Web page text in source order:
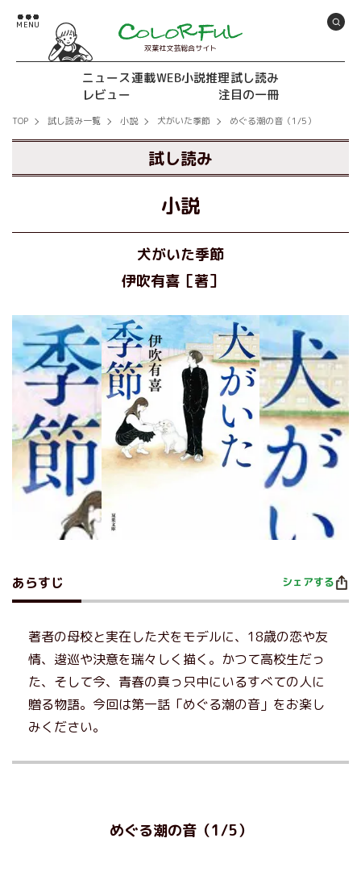
双葉社文芸総合サイト
ニュース連載WEB小説推理試し読み
レビュー
注目の一冊
TOP 試し読み一覧 小説 犬がいた季節 めぐる潮の音（1/5）
試し読み
小説
犬がいた季節
伊吹有喜［著］
あらすじ シェアする
著者の母校と実在した犬をモデルに、18歳の恋や友
情、逡巡や決意を瑞々しく描く。かつて高校生だっ
た、そして今、青春の真っ只中にいるすべての人に
贈る物語。今回は第一話「めぐる潮の音」をお楽し
みください。
めぐる潮の音（1/5）